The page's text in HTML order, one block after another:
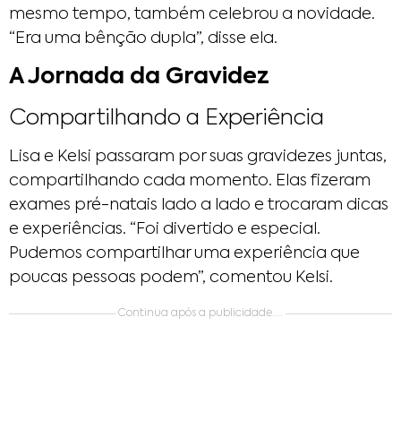
mesmo tempo, também celebrou a novidade.
“Era uma bênção dupla”, disse ela.
A Jornada da Gravidez
Compartilhando a Experiência
Lisa e Kelsi passaram por suas gravidezes juntas,
compartilhando cada momento. Elas fizeram
exames pré-natais lado a lado e trocaram dicas
e experiências. “Foi divertido e especial.
Pudemos compartilhar uma experiência que
poucas pessoas podem”, comentou Kelsi.
Continua após a publicidade....